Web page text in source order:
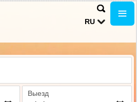
RU
Выезд